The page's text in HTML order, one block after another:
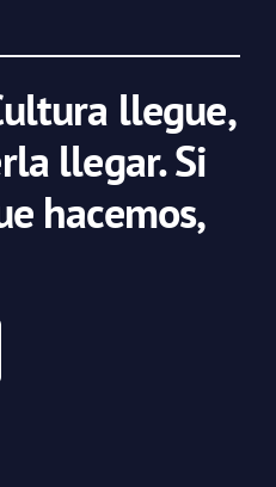
llegue,
llegar. Si
hacemos,